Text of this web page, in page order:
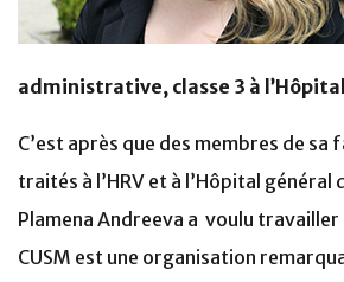
administrative, classe 3 à
C’est après que des membres de sa
traités à l’HRV et à l’Hôpital général
Plamena Andreeva a voulu travailler
CUSM est une organisation